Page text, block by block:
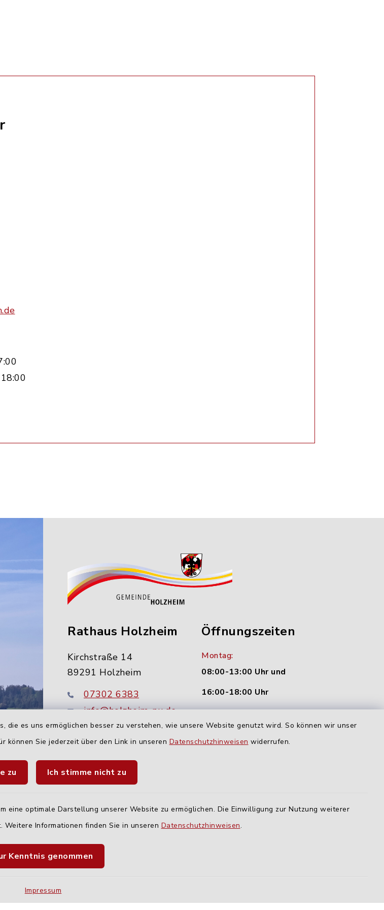
die es uns ermöglichen besser zu verstehen, wie unsere Website genutzt wird. So können wir unser
Sie jederzeit über den Link in unseren Datenschutzhinweisen widerrufen.
zu Ich stimme nicht zu
eine optimale Darstellung unserer Website zu ermöglichen. Die Einwilligung zur Nutzung weiterer
Informationen finden Sie in unseren Datenschutzhinweisen.
Kenntnis genommen
Impressum
Rathaus Holzheim
Kirchstraße 14
89291 Holzheim
07302 6383
info@holzheim-nu.de
Öffnungszeiten
Montag:
08:00-13:00 Uhr und
16:00-18:00 Uhr
09:00-12:00 Uhr
geschlossen
Landratsamt Neu-Ulm